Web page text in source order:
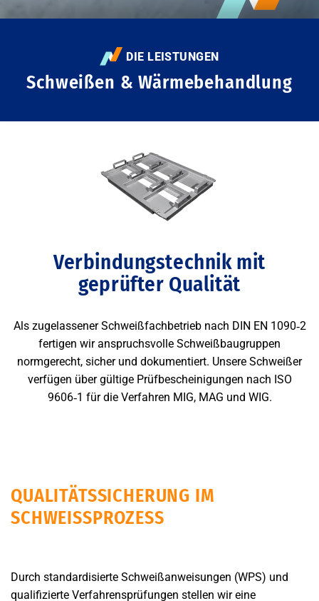
DIE LEISTUNGEN
Schweißen & Wärmebehandlung
Verbindungstechnik mit
geprüfter Qualität
Als zugelassener Schweißfachbetrieb nach DIN EN 1090‑2
fertigen wir anspruchsvolle Schweißbaugruppen
normgerecht, sicher und dokumentiert. Unsere Schweißer
verfügen über gültige Prüfbescheinigungen nach ISO
9606‑1 für die Verfahren MIG, MAG und WIG.
QUALITÄTSSICHERUNG IM
SCHWEISSPROZESS
Durch standardisierte Schweißanweisungen (WPS) und
qualifizierte Verfahrensprüfungen stellen wir eine